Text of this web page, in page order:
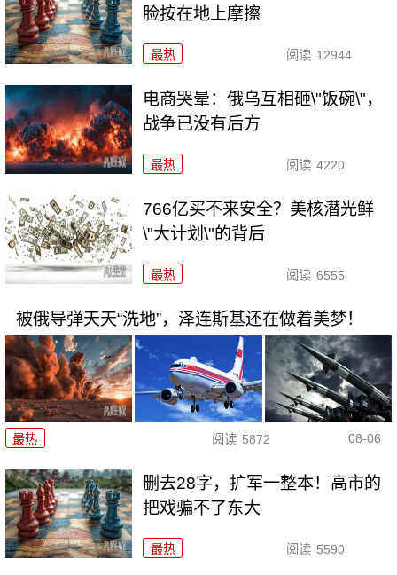
脸按在地上摩擦
最热 阅读 12944
电商哭晕：俄乌互相砸\"饭碗\"，
战争已没有后方
最热 阅读 4220
766亿买不来安全？美核潜光鲜
\"大计划\"的背后
最热 阅读 6555
被俄导弹天天“洗地”，泽连斯基还在做着美梦！
最热 阅读 5872 08-06
删去28字，扩军一整本！高市的
把戏骗不了东大
最热 阅读 5590